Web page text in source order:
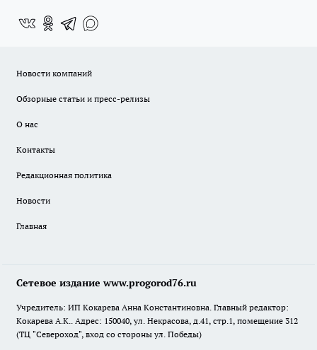
Новости компаний
Обзорные статьи и пресс-релизы
О нас
Контакты
Редакционная политика
Новости
Главная
Сетевое издание www.progorod76.ru
Учредитель: ИП Кокарева Анна Константиновна. Главный редактор:
Кокарева А.К.. Адрес: 150040, ул. Некрасова, д.41, стр.1, помещение 312
(ТЦ "Североход", вход со стороны ул. Победы)